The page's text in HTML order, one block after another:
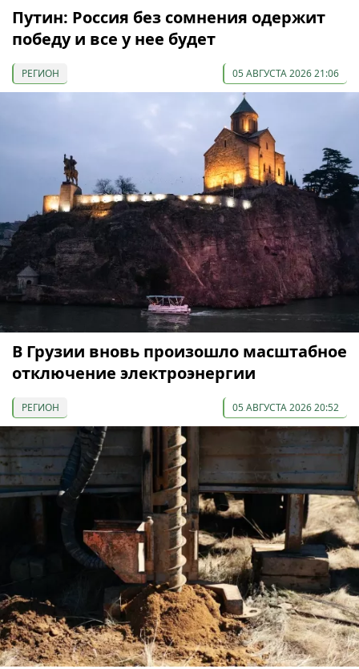
Путин: Россия без сомнения одержит
победу и все у нее будет
РЕГИОН 05 АВГУСТА 2026 21:06
В Грузии вновь произошло масштабное
отключение электроэнергии
РЕГИОН 05 АВГУСТА 2026 20:52